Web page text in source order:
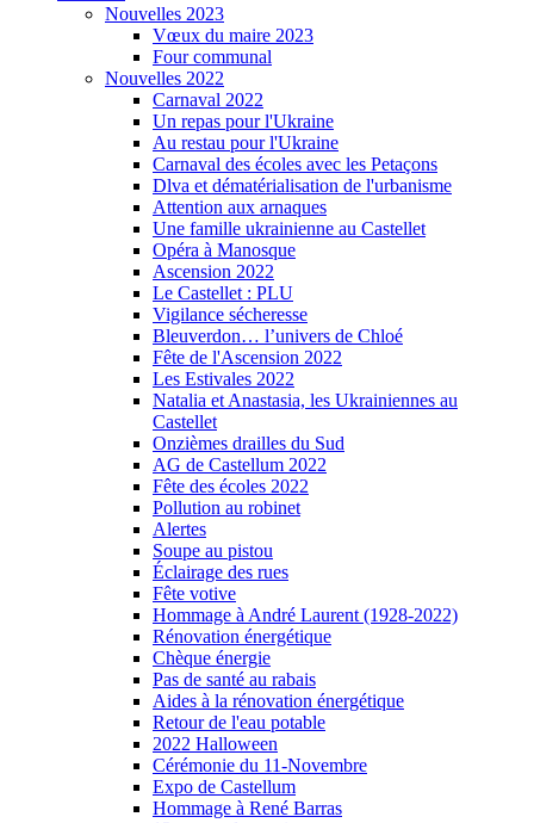
Nouvelles 2023
Vœux du maire 2023
Four communal
Nouvelles 2022
Carnaval 2022
Un repas pour l'Ukraine
Au restau pour l'Ukraine
Carnaval des écoles avec les Petaçons
Dlva et dématérialisation de l'urbanisme
Attention aux arnaques
Une famille ukrainienne au Castellet
Opéra à Manosque
Ascension 2022
Le Castellet : PLU
Vigilance sécheresse
Bleuverdon… l’univers de Chloé
Fête de l'Ascension 2022
Les Estivales 2022
Natalia et Anastasia, les Ukrainiennes au
Castellet
Onzièmes drailles du Sud
AG de Castellum 2022
Fête des écoles 2022
Pollution au robinet
Alertes
Soupe au pistou
Éclairage des rues
Fête votive
Hommage à André Laurent (1928-2022)
Rénovation énergétique
Chèque énergie
Pas de santé au rabais
Aides à la rénovation énergétique
Retour de l'eau potable
2022 Halloween
Cérémonie du 11-Novembre
Expo de Castellum
Hommage à René Barras